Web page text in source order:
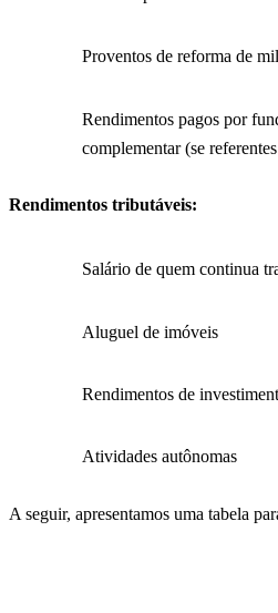
Proventos de reforma de
Rendimentos pagos por
complementar (se
Rendimentos tributáveis:
Salário de quem continua
Aluguel de imóveis
Rendimentos de
Atividades autônomas
A seguir, apresentamos uma tabela